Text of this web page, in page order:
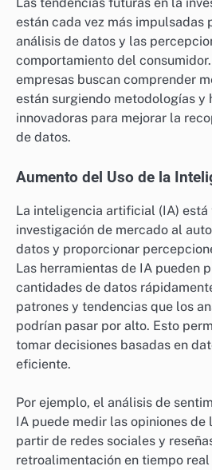
están cada vez más impulsadas
análisis de datos y las
comportamiento del
empresas buscan comprender
están surgiendo metodologías y
innovadoras para mejorar la
de datos.
Aumento del Uso de la
La inteligencia artificial (IA)
investigación de mercado al
datos y proporcionar
Las herramientas de IA pueden
cantidades de datos
patrones y tendencias que los
podrían pasar por alto. Esto
tomar decisiones basadas en
eficiente.
Por ejemplo, el análisis de
IA puede medir las opiniones de
partir de redes sociales y
retroalimentación en tiempo